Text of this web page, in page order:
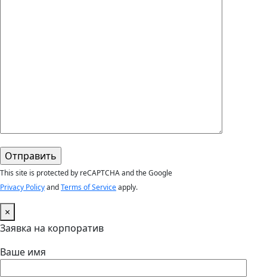
This site is protected by reCAPTCHA and the Google
Privacy PolicyandTerms of Serviceapply.
×
Заявка на корпоратив
Ваше имя